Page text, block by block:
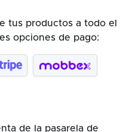
tus productos a todo el
opciones de pago:
de la pasarela de